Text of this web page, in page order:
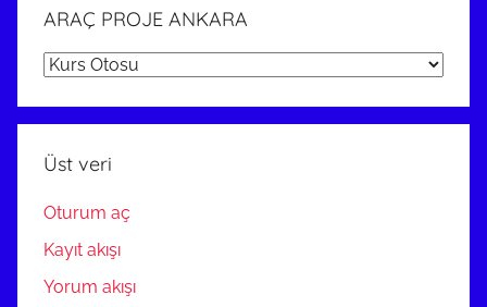
ARAÇ PROJE ANKARA
ARAÇ
ANKARA
Üst veri
Oturum aç
Kayıt akışı
Yorum akışı